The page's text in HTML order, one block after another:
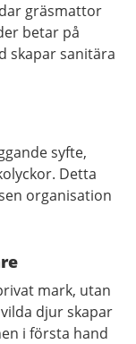
gräsmattor
betar på
skapar sanitära
syfte,
Detta
organisation
mark, utan
djur skapar
i första hand